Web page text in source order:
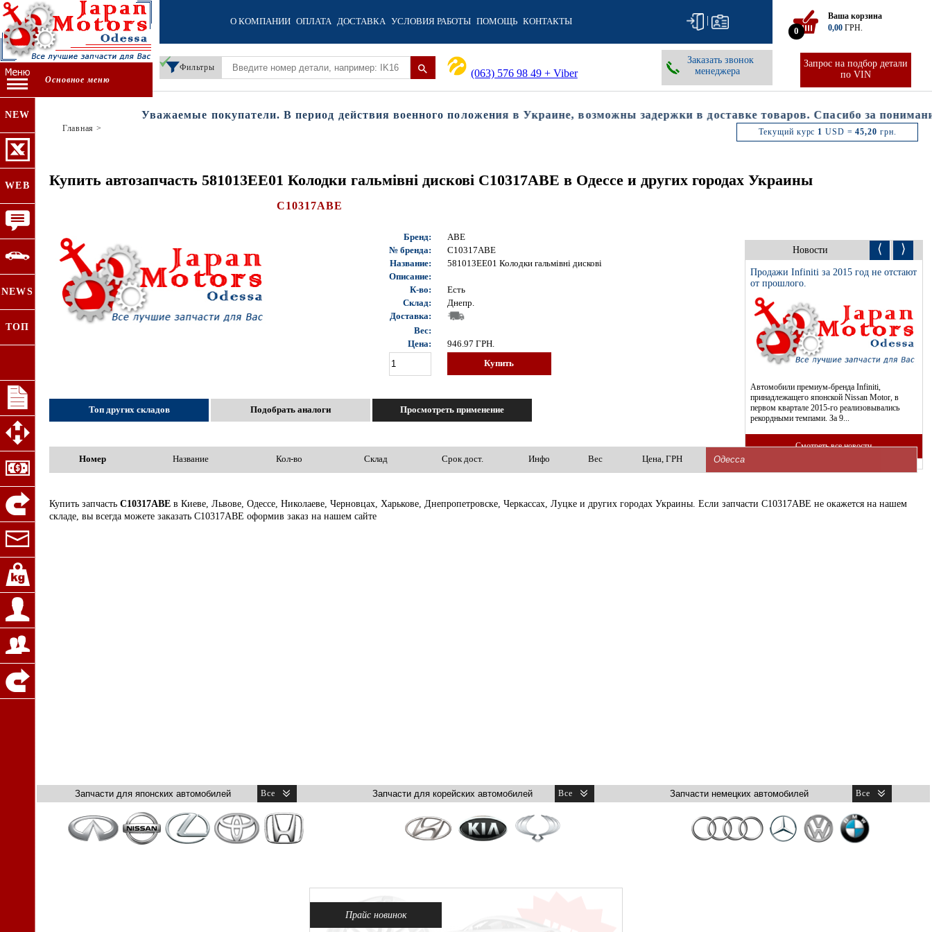
О КОМПАНИИ ОПЛАТА ДОСТАВКА УСЛОВИЯ РАБОТЫ ПОМОЩЬ КОНТАКТЫ |
Фильтры
(063) 576 98 49 + Viber
Запрос на подбор детали
по VIN
Заказать звонок
менеджера
0
Ваша корзина
0,00 ГРН.
Основное меню
NEW
WEB
NEWS
ТОП
Уважаемые покупатели. В период действия военного положения в Украине, возможны задержки в доставке товаров. Спасибо за понимание.
Главная > Текущий курс 1 USD =45,20 грн.
Купить автозапчасть 581013EE01 Колодки гальмівні дискові C10317ABE в Одессе и других городах Украины
C10317ABE
Бренд:
ABE
№ бренда:
C10317ABE
Название:
581013EE01 Колодки гальмівні дискові
Описание:
К-во:
Есть
Склад:
Днепр.
Доставка:
Вес:
Цена:
946.97 ГРН.
Купить
Топ других складов Подобрать аналоги Просмотреть применение
Новости ⟨ ⟩
Продажи Infiniti за 2015 год не отстают
от прошлого.
Автомобили премиум-бренда Infiniti,
принадлежащего японской Nissan Motor, в
первом квартале 2015-го реализовывались
рекордными темпами. За 9...
Смотреть все новости
Номер
Название Кол-во Склад Срок дост. Инфо Вес Цена, ГРН
Купить запчастьC10317ABE в Киеве, Львове, Одессе, Николаеве, Черновцах, Харькове, Днепропетровске, Черкассах, Луцке и других городах Украины. Если запчасти C10317ABE не окажется на нашем
складе, вы всегда можете заказать C10317ABE оформив заказ на нашем сайте
Прайс новинок